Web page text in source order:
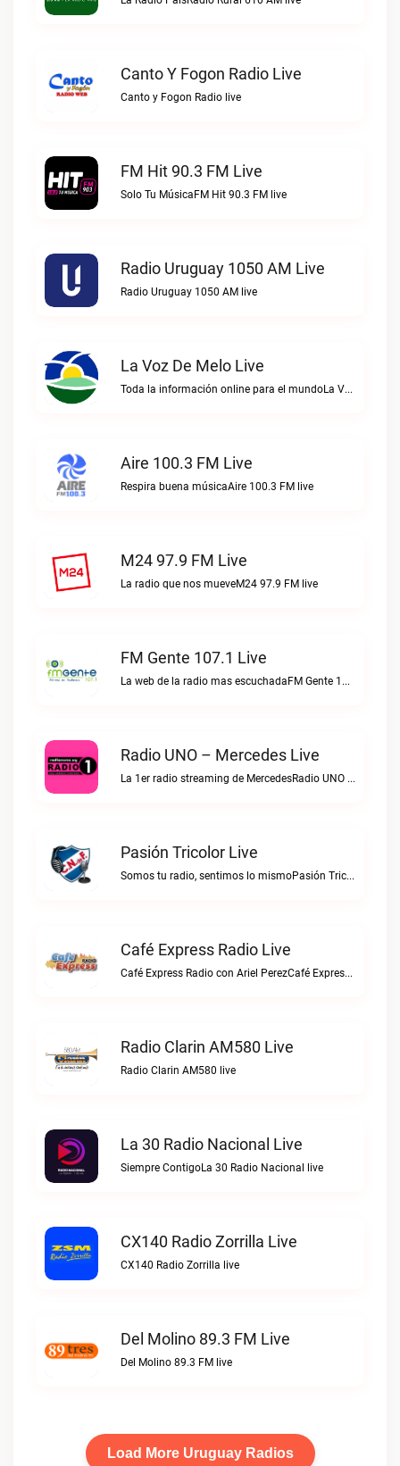
Canto Y Fogon Radio Live
Canto y Fogon Radio live
FM Hit 90.3 FM Live
Solo Tu MúsicaFM Hit 90.3 FM live
Radio Uruguay 1050 AM Live
Radio Uruguay 1050 AM live
La Voz De Melo Live
Toda la información online para el mundoLa Voz de Melo live
Aire 100.3 FM Live
Respira buena músicaAire 100.3 FM live
M24 97.9 FM Live
La radio que nos mueveM24 97.9 FM live
FM Gente 107.1 Live
La web de la radio mas escuchadaFM Gente 107.1 live
Radio UNO – Mercedes Live
La 1er radio streaming de MercedesRadio UNO – Mercedes live
Pasión Tricolor Live
Somos tu radio, sentimos lo mismoPasión Tricolor live
Café Express Radio Live
Café Express Radio con Ariel PerezCafé Express Radio live
Radio Clarin AM580 Live
Radio Clarin AM580 live
La 30 Radio Nacional Live
Siempre ContigoLa 30 Radio Nacional live
CX140 Radio Zorrilla Live
CX140 Radio Zorrilla live
Del Molino 89.3 FM Live
Del Molino 89.3 FM live
Load More Uruguay Radios